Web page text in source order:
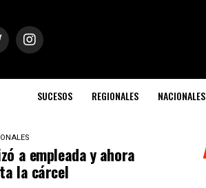
SUCESOS REGIONALES NACIONALES
a empleada y ahora
la cárcel